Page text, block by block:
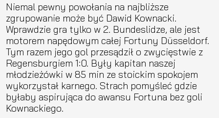
Niemal pewny powołania na najbliższe
zgrupowanie może być Dawid Kownacki.
Wprawdzie gra tylko w 2. Bundeslidze, ale jest
motorem napędowym całej Fortuny Düsseldorf.
Tym razem jego gol przesądził o zwycięstwie z
Regensburgiem 1:0. Były kapitan naszej
młodzieżówki w 85 min ze stoickim spokojem
wykorzystał karnego. Strach pomyśleć gdzie
byłaby aspirująca do awansu Fortuna bez goli
Kownackiego.